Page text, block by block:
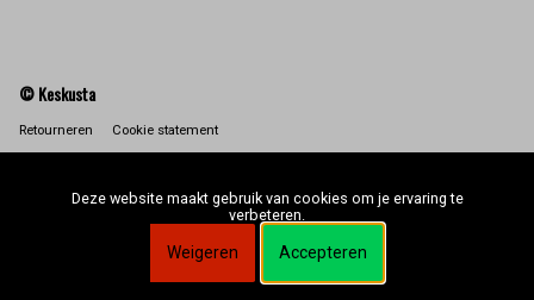
© Keskusta
Retourneren Cookie statement
Deze website maakt gebruik van cookies om je ervaring te
verbeteren.
Weigeren Accepteren